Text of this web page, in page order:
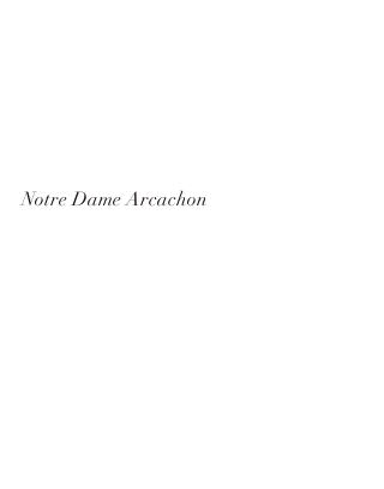
Notre Dame Arcachon